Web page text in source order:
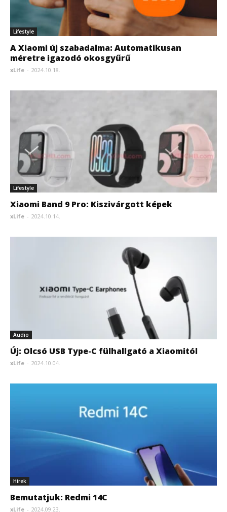
Lifestyle
A Xiaomi új szabadalma: Automatikusan
méretre igazodó okosgyűrű
xLife - 2024.10.18.
Lifestyle
Xiaomi Band 9 Pro: Kiszivárgott képek
xLife - 2024.10.14.
Audio
Új: Olcsó USB Type-C fülhallgató a Xiaomitól
xLife - 2024.10.04.
Hírek
Bemutatjuk: Redmi 14C
xLife - 2024.09.23.